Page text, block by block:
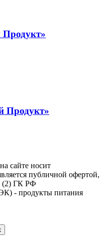
Продукт»
сайте носит
публичной офертой,
(2) ГК РФ
- продукты питания